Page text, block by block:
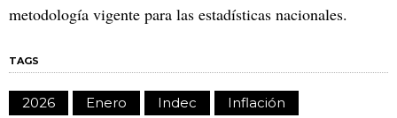
metodología vigente para las estadísticas nacionales.
TAGS
2026 Enero Indec Inflación